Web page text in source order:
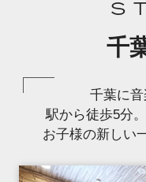
千
千葉に音
駅から徒歩5分
お子様の新しい